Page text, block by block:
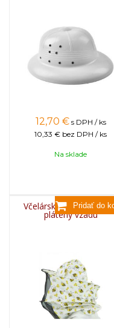
12,70 € s DPH / ks
10,33 € bez DPH / ks
Na sklade
Včelársky klobúk
plátený vzadu